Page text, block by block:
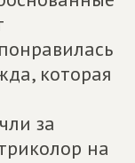
которая
за
на